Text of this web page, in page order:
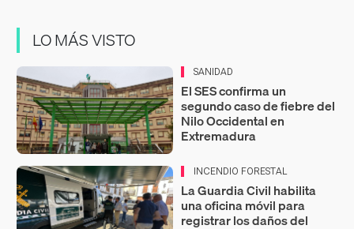
LO MÁS VISTO
SANIDAD
El SES confirma un
segundo caso de fiebre del
Nilo Occidental en
Extremadura
INCENDIO FORESTAL
La Guardia Civil habilita
una oficina móvil para
registrar los daños del